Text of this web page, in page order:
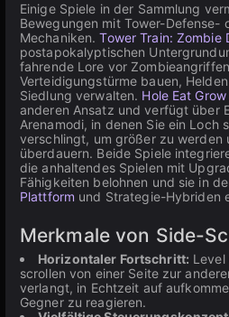
Einige Spiele in der Sammlung
Bewegungen mit Tower-Defense-
Mechaniken.Tower Train: Zombie
postapokalyptischen
fahrende Lore vor
Verteidigungstürme bauen,
Siedlung verwalten. Hole Eat
anderen Ansatz und verfügt über
Arenamodi, in denen Sie ein Loch
verschlingt, um größer zu werden
überdauern. Beide Spiele
die anhaltendes Spielen mit
Fähigkeiten belohnen und sie in
Plattform und Strategie-Hybriden
Merkmale von Side-
Horizontaler Fortschritt: Level
scrollen von einer Seite zur
verlangt, in Echtzeit auf
Gegner zu reagieren.